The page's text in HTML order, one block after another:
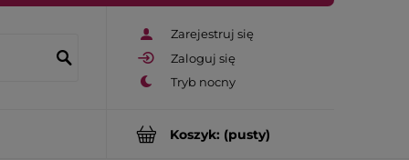
Zarejestruj się
Zaloguj się
Koszyk: (pusty)